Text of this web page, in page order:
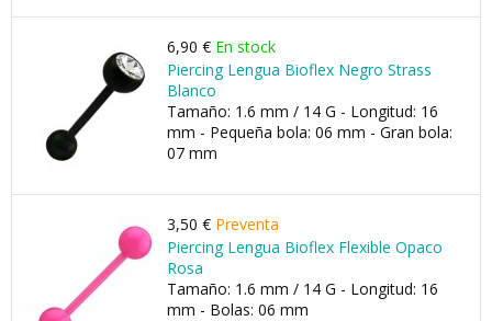
6,90 € En stock
Piercing Lengua Bioflex Negro Strass
Blanco
Tamaño: 1.6 mm / 14 G - Longitud: 16
mm - Pequeña bola: 06 mm - Gran bola:
07 mm
3,50 € Preventa
Piercing Lengua Bioflex Flexible Opaco
Rosa
Tamaño: 1.6 mm / 14 G - Longitud: 16
mm - Bolas: 06 mm